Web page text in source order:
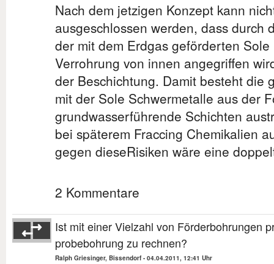
Nach dem jetzigen Konzept kann
ausgeschlossen werden, dass durch
der mit dem Erdgas geförderten
Verrohrung von innen angegriffen
der Beschichtung. Damit besteht die
mit der Sole Schwermetalle aus der
grundwasserführende Schichten
bei späterem Fraccing Chemikalien
gegen dieseRisiken wäre eine
2 Kommentare
Ist mit einer Vielzahl von Förderbohrungen
probebohrung zu rechnen?
Ralph Griesinger, Bissendorf - 04.04.2011, 12:41 Uhr